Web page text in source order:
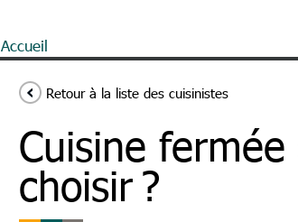
Fil d'Ariane
Accueil
Retour à la liste des cuisinistes
Cuisine
choisir ?